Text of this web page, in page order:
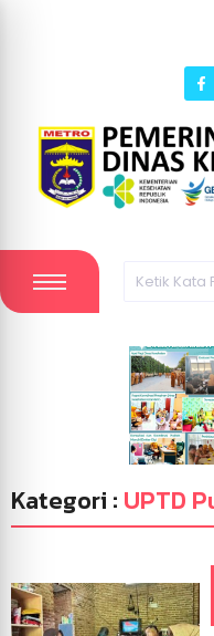
Kategori : UPTD